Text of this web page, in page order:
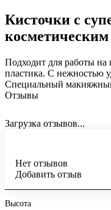
Кисточки с
Подходит для работы
пластика. С нежностью
Специальный
Отзывы
Загрузка отзывов...
Нет отзывов
Добавить отзыв
Высота